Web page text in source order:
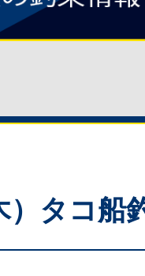
）タコ船